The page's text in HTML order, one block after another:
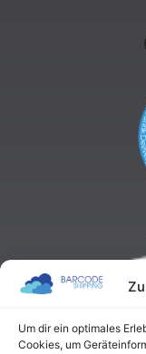
Um dir ein optimales
Cookies, um